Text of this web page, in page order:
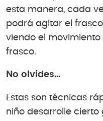
esta manera, cada
podrá agitar el
viendo el
frasco.
No olvides…
Estas son técnicas
niño desarrolle